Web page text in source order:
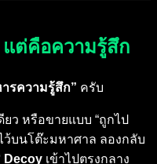
แต่คือความรู้สึก
ารความรู้สึก” ครับ
ว หรือขายแบบ “ถูกไป
บนโต๊ะมหาศาล ลองกลับ
Decoy เข้าไปตรงกลาง